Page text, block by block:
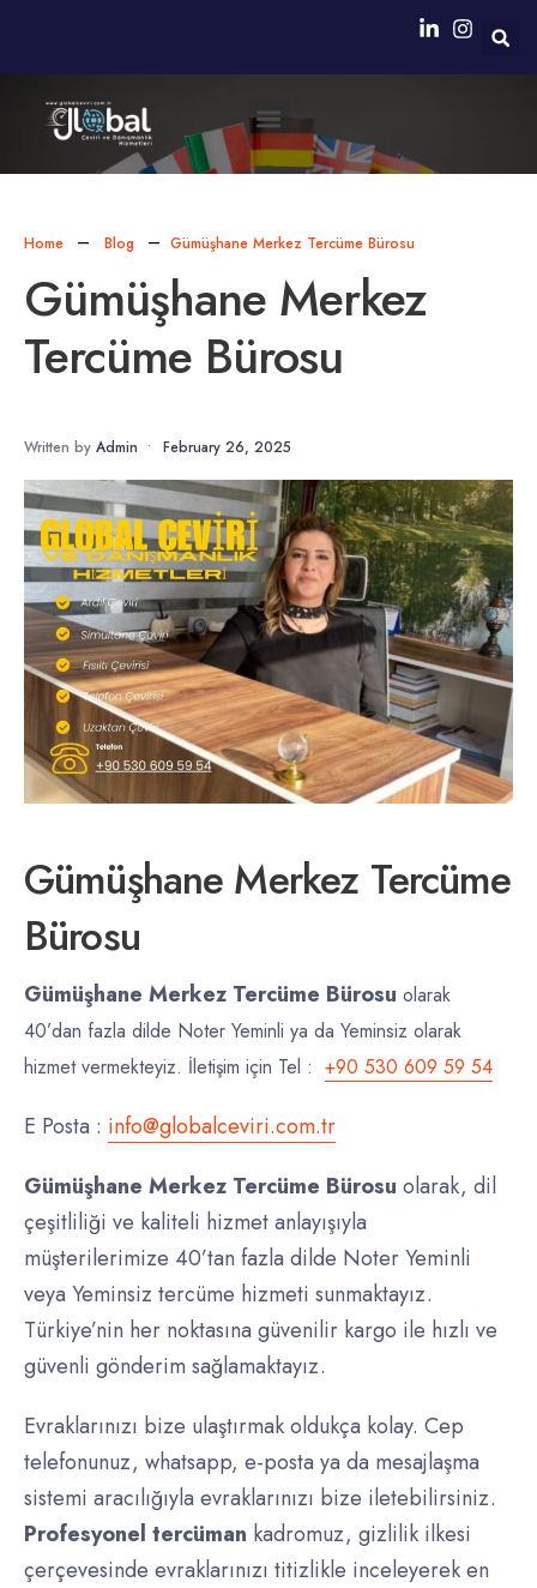
Home Blog Gümüşhane Merkez Tercüme Bürosu
Gümüşhane Merkez
Tercüme Bürosu
Written by Admin • February 26, 2025
Gümüşhane Merkez Tercüme
Bürosu
Gümüşhane Merkez Tercüme Bürosu olarak
40’dan fazla dilde Noter Yeminli ya da Yeminsiz olarak
hizmet vermekteyiz. İletişim için Tel : +90 530 609 59 54
E Posta : info@globalceviri.com.tr
Gümüşhane Merkez Tercüme Bürosu olarak, dil
çeşitliliği ve kaliteli hizmet anlayışıyla
müşterilerimize 40’tan fazla dilde Noter Yeminli
veya Yeminsiz tercüme hizmeti sunmaktayız.
Türkiye’nin her noktasına güvenilir kargo ile hızlı ve
güvenli gönderim sağlamaktayız.
Evraklarınızı bize ulaştırmak oldukça kolay. Cep
telefonunuz, whatsapp, e-posta ya da mesajlaşma
sistemi aracılığıyla evraklarınızı bize iletebilirsiniz.
Profesyonel tercüman kadromuz, gizlilik ilkesi
çerçevesinde evraklarınızı titizlikle inceleyerek en